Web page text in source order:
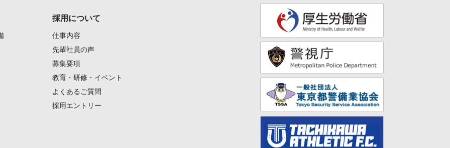
採用について
仕事内容
先輩社員の声
募集要項
教育・研修・イベント
よくあるご質問
採用エントリー